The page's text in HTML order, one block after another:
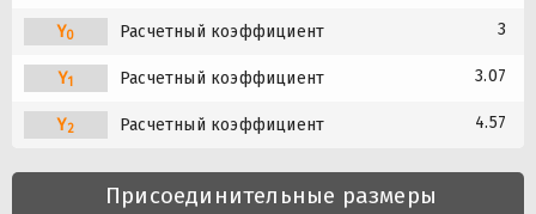
Y0 Расчетный коэффициент 3
Y1 Расчетный коэффициент 3.07
Y2 Расчетный коэффициент 4.57
Присоединительные размеры